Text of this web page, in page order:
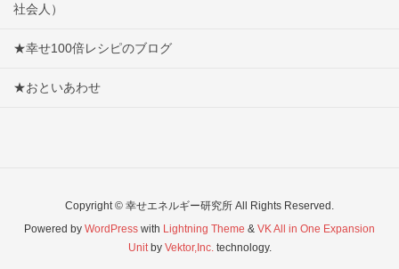
社会人）
★幸せ100倍レシピのブログ
★おといあわせ
Copyright © 幸せエネルギー研究所 All Rights Reserved.
Powered by WordPress with Lightning Theme & VK All in One Expansion
Unitby Vektor,Inc. technology.